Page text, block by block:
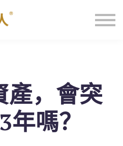
頁
產，會突
嗎？